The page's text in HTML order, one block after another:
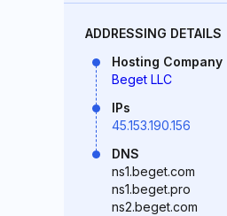
ADDRESSING DETAILS
Hosting Company
Beget LLC
IPs
45.153.190.156
DNS
ns1.beget.com
ns1.beget.pro
ns2.beget.com